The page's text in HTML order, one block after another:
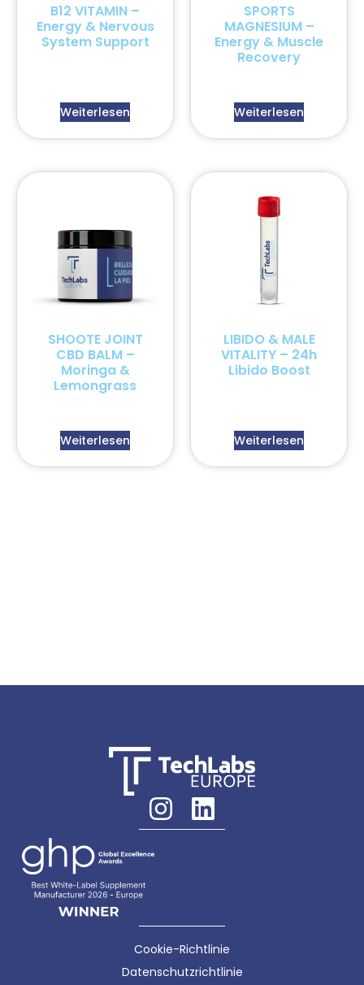
B12 VITAMIN –
Energy & Nervous
System Support
Weiterlesen
SPORTS
MAGNESIUM –
Energy & Muscle
Recovery
Weiterlesen
SHOOTE JOINT
CBD BALM –
Moringa &
Lemongrass
Weiterlesen
LIBIDO & MALE
VITALITY – 24h
Libido Boost
Weiterlesen
Cookie-Richtlinie
Datenschutzrichtlinie